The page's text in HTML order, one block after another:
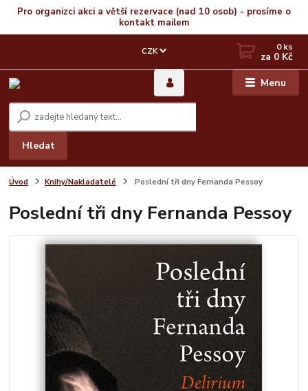
Pro organizci akci a větší rezervace (nad 10 osob) - prosíme o
kontakt mailem
Menu
CZK
Hledat
0ks
za 0 Kč
Úvod Knihy/Nakladatelé Poslední tři dny Fernanda Pessoy
Poslední tři dny Fernanda Pessoy